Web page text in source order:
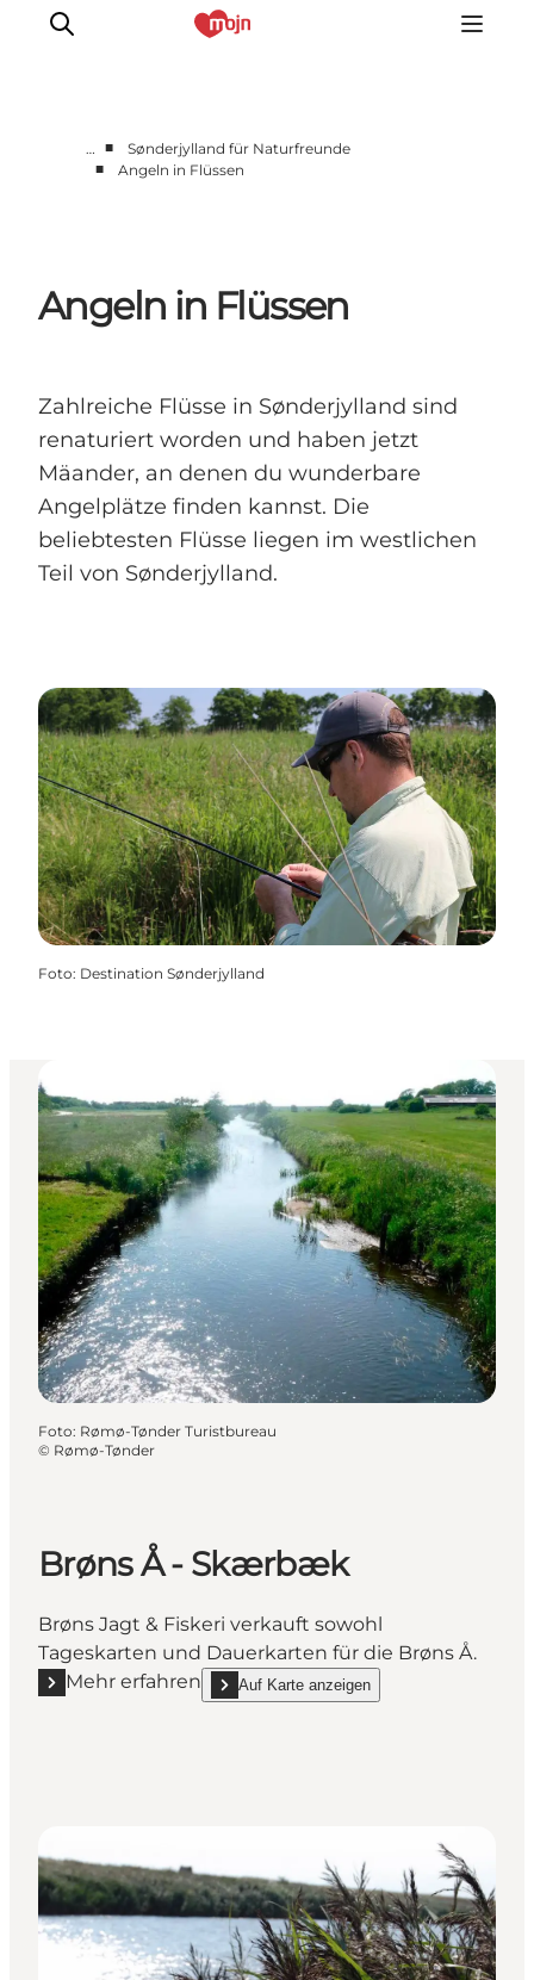
Übernachtung
Plane deine Reise
… ■
Sønderjylland für Naturfreunde
■
Angeln in Flüssen
Angeln in Flüssen
Zahlreiche Flüsse in Sønderjylland sind
renaturiert worden und haben jetzt
Mäander, an denen du wunderbare
Angelplätze finden kannst. Die
beliebtesten Flüsse liegen im westlichen
Teil von Sønderjylland.
Foto: Destination Sønderjylland
Foto: Rømø-Tønder Turistbureau
© Rømø-Tønder
Brøns Å - Skærbæk
Brøns Jagt & Fiskeri verkauft sowohl
Tageskarten und Dauerkarten für die Brøns Å.
Mehr erfahren
Mehr erfahren "Brøns Å - Skærbæk"
Auf Karte anzeigen
show Brøns Å - Skærbæk on_map